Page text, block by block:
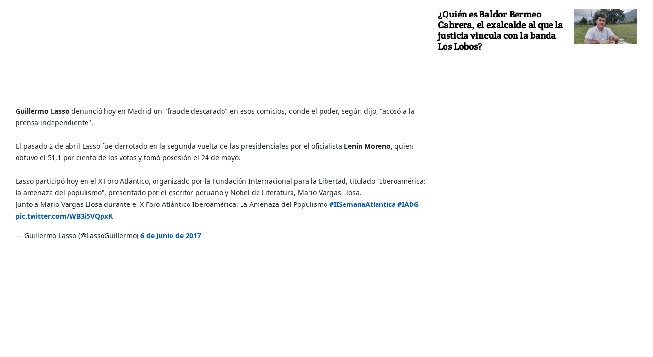
Guillermo Lasso denunció hoy en Madrid un "fraude descarado" en esos comicios, donde el poder, según dijo, "acosó a la
prensa independiente".
El pasado 2 de abril Lasso fue derrotado en la segunda vuelta de las presidenciales por el oficialista Lenín Moreno, quien
obtuvo el 51,1 por ciento de los votos y tomó posesión el 24 de mayo.
Lasso participó hoy en el X Foro Atlántico, organizado por la Fundación Internacional para la Libertad, titulado "Iberoamérica:
la amenaza del populismo", presentado por el escritor peruano y Nobel de Literatura, Mario Vargas Llosa.
Junto a Mario Vargas Llosa durante el X Foro Atlántico Iberoamérica: La Amenaza del Populismo #IISemanaAtlantica #IADG
pic.twitter.com/WB3i5VQpxK
— Guillermo Lasso (@LassoGuillermo) 6 de junio de 2017
¿Quién es Baldor Bermeo
Cabrera, el exalcalde al que la
justicia vincula con la banda
Los Lobos?